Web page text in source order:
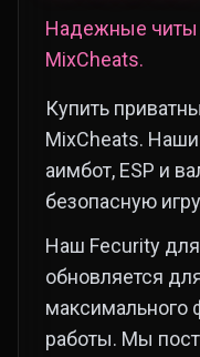
Надежные читы
MixCheats.
Купить
MixCheats.
аимбот, ESP и
безопасную
Наш Fecurity
обновляется
максимального
работы. Мы